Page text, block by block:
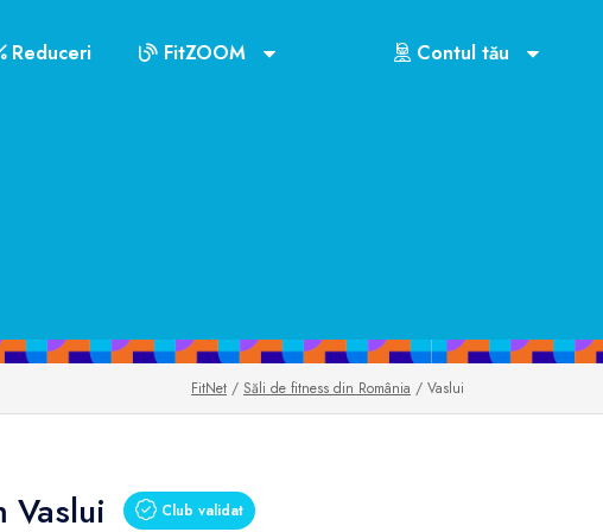
Reduceri FitZOOM Contul tău
FitNet / Săli de fitness din România / Vaslui
Vaslui Club validat